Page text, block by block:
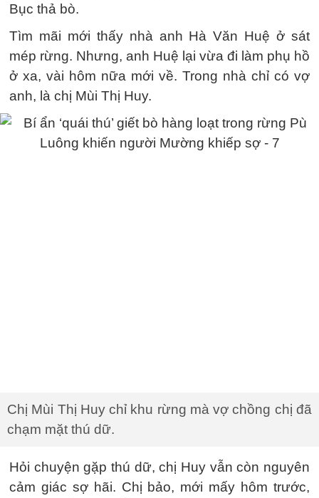
Bục thả bò.
Tìm mãi mới thấy nhà anh Hà Văn Huệ ở sát
mép rừng. Nhưng, anh Huệ lại vừa đi làm phụ hồ
ở xa, vài hôm nữa mới về. Trong nhà chỉ có vợ
anh, là chị Mùi Thị Huy.
Chị Mùi Thị Huy chỉ khu rừng mà vợ chồng chị đã
chạm mặt thú dữ.
Hỏi chuyện gặp thú dữ, chị Huy vẫn còn nguyên
cảm giác sợ hãi. Chị bảo, mới mấy hôm trước,